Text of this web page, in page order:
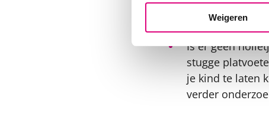
Weigeren
de pijn blijft,
adviseren.
Is er geen
stugge
je kind te laten
verder